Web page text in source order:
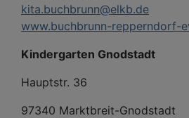
kita.buchbrunn@elkb.de
www.buchbrunn-repperndorf-
Kindergarten Gnodstadt
Hauptstr. 36
97340 Marktbreit-Gnodstadt